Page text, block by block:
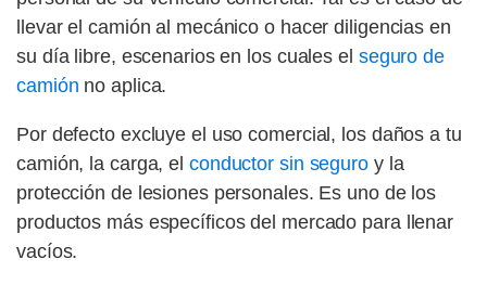
llevar el camión al mecánico o hacer diligencias en
su día libre, escenarios en los cuales el seguro de
camión no aplica.
Por defecto excluye el uso comercial, los daños a tu
camión, la carga, el conductor sin seguroy la
protección de lesiones personales. Es uno de los
productos más específicos del mercado para llenar
vacíos.